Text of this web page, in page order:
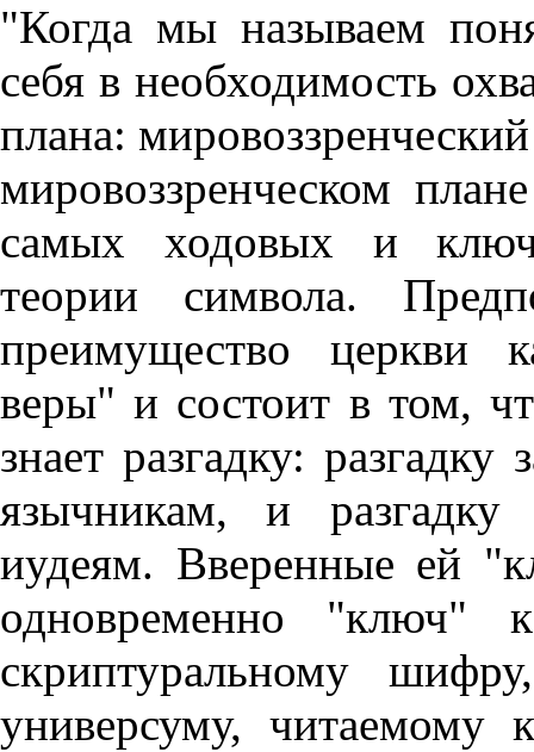
"Когда мы называем
себя в необходимость
плана:
мировоззренческом
самых ходовых и
теории символа.
преимущество церкви
веры" и состоит в том,
знает разгадку:
язычникам, и
иудеям. Вверенные ей
одновременно
скриптуральному
универсуму, читаемому